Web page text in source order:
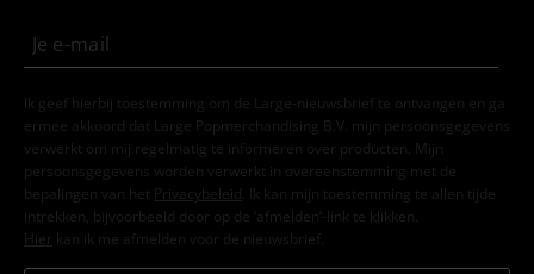
Ik geef hierbij toestemming om de Large-nieuwsbrief te ontvangen en ga
ermee akkoord dat Large Popmerchandising B.V. mijn persoonsgegevens
verwerkt om mij regelmatig te informeren over producten. Mijn
persoonsgegevens worden verwerkt in overeenstemming met de
bepalingen van het
Privacybeleid . Ik kan mijn toestemming te allen tijde
intrekken, bijvoorbeeld door op de ‘afmelden’-link te klikken.
Hier kan ik me afmelden voor de nieuwsbrief.